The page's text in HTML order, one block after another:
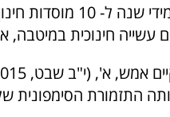
פרס החינוך של המינהל
עשייה חינוכית במיטבה,
התזמורת הסימפונית